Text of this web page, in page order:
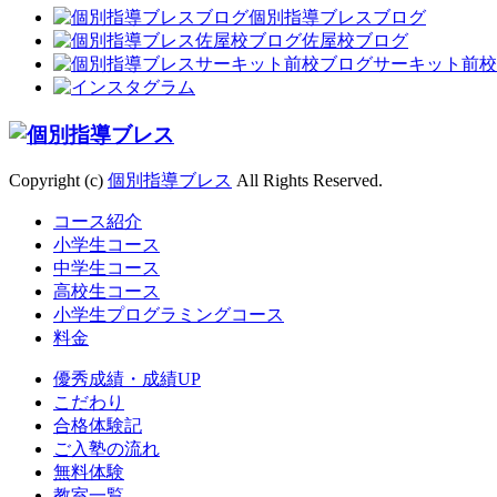
個別指導ブレスブログ
佐屋校ブログ
サーキット前
Copyright (c) 個別指導ブレス All Rights Reserved.
コース紹介
小学生コース
中学生コース
高校生コース
小学生プログラミングコース
料金
優秀成績・成績UP
こだわり
合格体験記
ご入塾の流れ
無料体験